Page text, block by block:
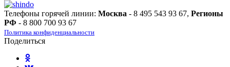
Телефоны горячей линии: Москва - 8 495 543 93 67, Регионы
РФ - 8 800 700 93 67
Политика конфиденциальности
Поделиться